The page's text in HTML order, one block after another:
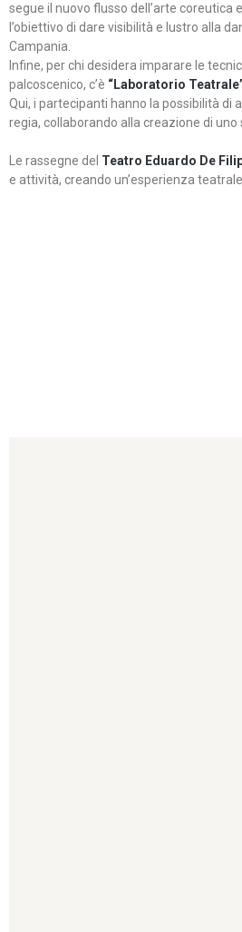
segue il nuovo flusso dell’arte
l’obiettivo di dare visibilità e lustro alla
Campania.
Infine, per chi desidera imparare le
palcoscenico, c’è “Laboratorio
Qui, i partecipanti hanno la possibilità di
regia, collaborando alla creazione di uno
Le rassegne del Teatro Eduardo De
e attività, creando un’esperienza